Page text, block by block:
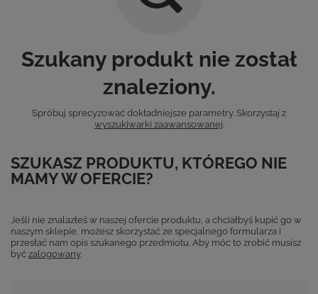
Szukany produkt nie został
znaleziony.
Spróbuj sprecyzować dokładniejsze parametry. Skorzystaj z
wyszukiwarki zaawansowanej.
SZUKASZ PRODUKTU, KTÓREGO NIE
MAMY W OFERCIE?
Jeśli nie znalazłeś w naszej ofercie produktu, a chciałbyś kupić go w
naszym sklepie, możesz skorzystać ze specjalnego formularza i
przesłać nam opis szukanego przedmiotu. Aby móc to zrobić musisz
być zalogowany.